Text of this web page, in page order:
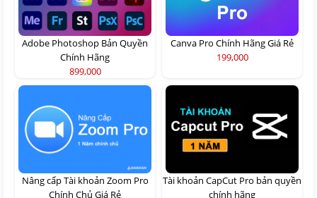
Adobe Photoshop Bản Quyền
Chính Hãng
899,000
Canva Pro Chính Hãng Giá Rẻ
199,000
Nâng cấp Tài khoản Zoom Pro
Chính Chủ Giá Rẻ
Tài khoản CapCut Pro bản quyền
chính hãng